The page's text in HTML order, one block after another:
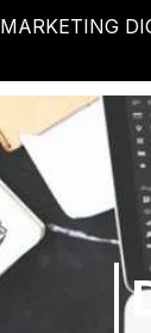
MARKETING